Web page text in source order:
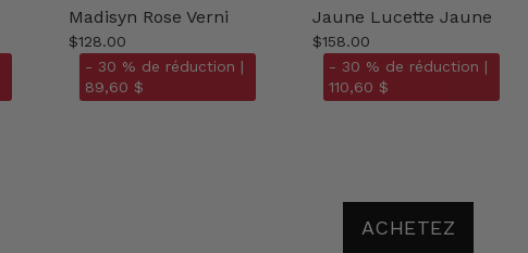
Madisyn Rose Verni
$128.00
- 30 % de réduction |
89,60 $
Jaune Lucette Jaune
$158.00
- 30 % de réduction |
110,60 $
ACHETEZ